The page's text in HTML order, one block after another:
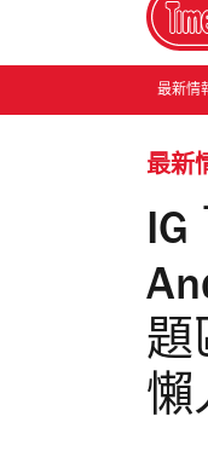
最新情
最新
IG
題
懶